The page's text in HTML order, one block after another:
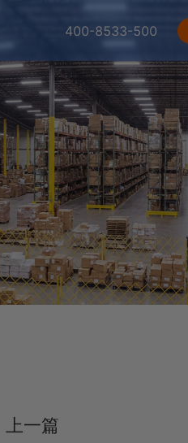
400-8533-500
上一篇